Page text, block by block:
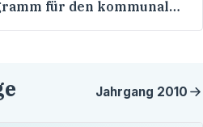
für den kommunalen
Jahrgang 2010